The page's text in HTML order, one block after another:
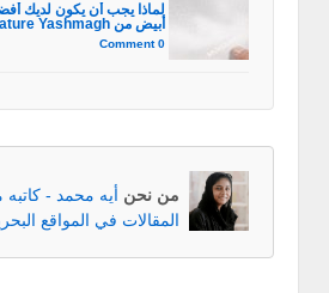
لماذا يجب أن يكون لديك
أبيض من Signature Yashmagh؟
0 Comment
من نحن أيه محمد -
المقالات في المواقع